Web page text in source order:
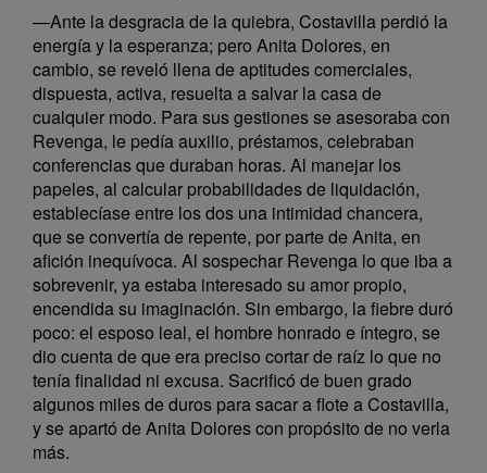
—Ante la desgracia de la quiebra, Costavilla perdió la
energía y la esperanza; pero Anita Dolores, en
cambio, se reveló llena de aptitudes comerciales,
dispuesta, activa, resuelta a salvar la casa de
cualquier modo. Para sus gestiones se asesoraba con
Revenga, le pedía auxilio, préstamos, celebraban
conferencias que duraban horas. Al manejar los
papeles, al calcular probabilidades de liquidación,
establecíase entre los dos una intimidad chancera,
que se convertía de repente, por parte de Anita, en
afición inequívoca. Al sospechar Revenga lo que iba a
sobrevenir, ya estaba interesado su amor propio,
encendida su imaginación. Sin embargo, la fiebre duró
poco: el esposo leal, el hombre honrado e íntegro, se
dio cuenta de que era preciso cortar de raíz lo que no
tenía finalidad ni excusa. Sacrificó de buen grado
algunos miles de duros para sacar a flote a Costavilla,
y se apartó de Anita Dolores con propósito de no verla
más.